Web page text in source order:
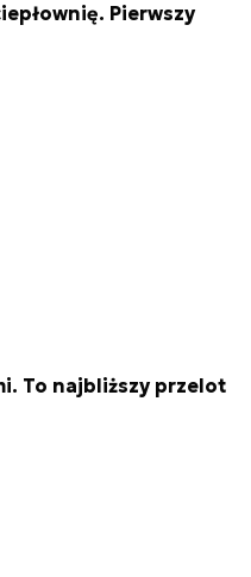
Pierwszy
To najbliższy przelot